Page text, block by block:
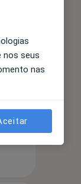
11 Ago
nos seus
nas